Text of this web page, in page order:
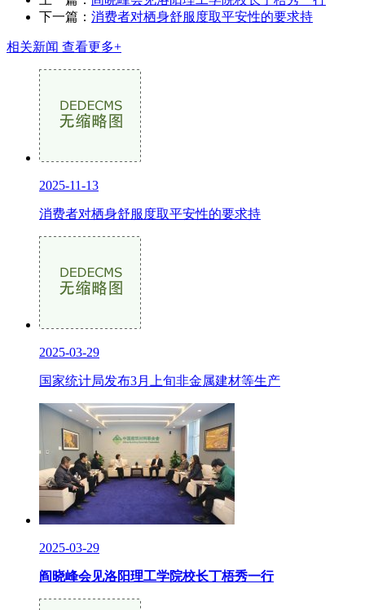
下一篇： 消费者对栖身舒服度取平安性的要求持
相关新闻 查看更多+
2025-11-13
消费者对栖身舒服度取平安性的要求持
2025-03-29
国家统计局发布3月上旬非金属建材等生产
2025-03-29
阎晓峰会见洛阳理工学院校长丁梧秀一行